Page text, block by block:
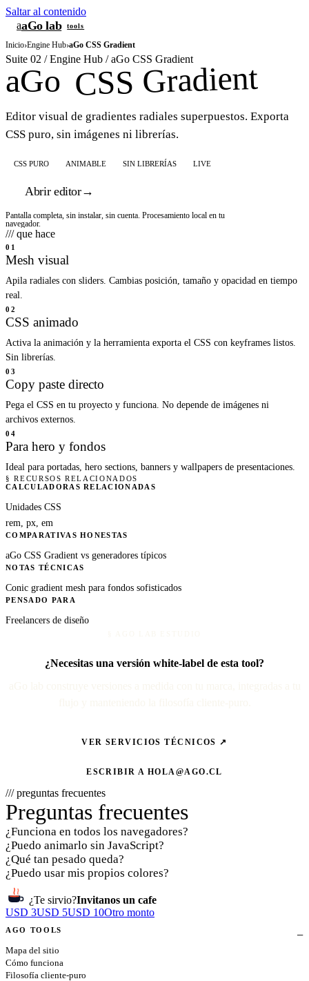
Saltar al contenido
aaGo lab tools
Inicio›Engine Hub›aGo CSS Gradient
Suite 02 / Engine Hub / aGo CSS Gradient
aGo CSS Gradient
Editor visual de gradientes radiales superpuestos. Exporta
CSS puro, sin imágenes ni librerías.
CSS PURO ANIMABLE SIN LIBRERÍAS LIVE
Abrir editor→
Pantalla completa, sin instalar, sin cuenta. Procesamiento local en tu
navegador.
/// que hace
01
Mesh visual
Apila radiales con sliders. Cambias posición, tamaño y opacidad en tiempo
real.
02
CSS animado
Activa la animación y la herramienta exporta el CSS con keyframes listos.
Sin librerías.
03
Copy paste directo
Pega el CSS en tu proyecto y funciona. No depende de imágenes ni
archivos externos.
04
Para hero y fondos
Ideal para portadas, hero sections, banners y wallpapers de presentaciones.
§ RECURSOS RELACIONADOS
CALCULADORAS RELACIONADAS
Unidades CSS
rem, px, em
COMPARATIVAS HONESTAS
aGo CSS Gradient vs generadores típicos
NOTAS TÉCNICAS
Conic gradient mesh para fondos sofisticados
PENSADO PARA
Freelancers de diseño
¿Necesitas una versión white-label de esta tool?
VER SERVICIOS TÉCNICOS ↗
ESCRIBIR A HOLA@AGO.CL
/// preguntas frecuentes
Preguntas frecuentes
¿Funciona en todos los navegadores?
¿Puedo animarlo sin JavaScript?
¿Qué tan pesado queda?
¿Puedo usar mis propios colores?
¿Te sirvio?Invitanos un cafe
USD 3USD 5USD 10Otro monto
AGO TOOLS
Mapa del sitio
Cómo funciona
Filosofía cliente-puro